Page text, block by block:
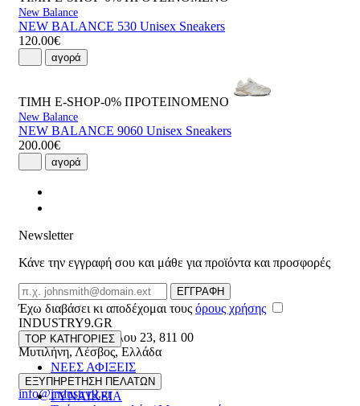
New Balance
NEW BALANCE 530 Unisex Sneakers
120.00€
αγορά
ΤΙΜΗ E-SHOP-0% ΠΡΟΤΕΙΝΟΜΕΝΟ
New Balance
NEW BALANCE 9060 Unisex Sneakers
200.00€
αγορά
Newsletter
Κάνε την εγγραφή σου και μάθε για προϊόντα και προσφορές
Email
ΕΓΓΡΑΦΗ
Έχω διαβάσει κι αποδέχομαι τους όρους χρήσης
INDUSTRY9.GR
Ελευθέριου Βενιζέλου 23, 811 00
Μυτιλήνη,Λέσβος,Ελλάδα
22510 55629
info@industry9.gr
TOP ΚΑΤΗΓΟΡΙΕΣ
ΝΕΕΣ ΑΦΙΞΕΙΣ
ΑΝΔΡΙΚΑ
ΓΥΝΑΙΚΕΙΑ
ΕΞΥΠΗΡΕΤΗΣΗ ΠΕΛΑΤΩΝ